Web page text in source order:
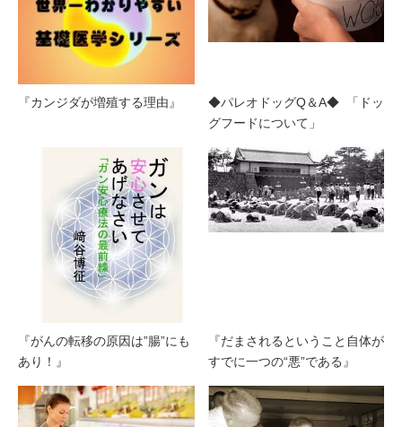
『カンジダが増殖する理由』
◆パレオドッグQ＆A◆ 「ドッ
グフードについて」
『がんの転移の原因は”腸”にも
あり！』
『だまされるということ自体が
すでに一つの“悪”である』